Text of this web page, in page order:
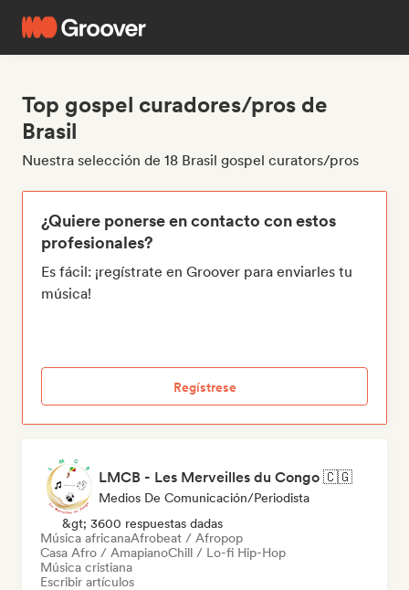
Top gospel curadores/pros de
Brasil
Nuestra selección de 18 Brasil gospel curators/pros
¿Quiere ponerse en contacto con estos
profesionales?
Es fácil: ¡regístrate en Groover para enviarles tu
música!
Regístrese
LMCB - Les Merveilles du Congo 🇨🇬
Medios De Comunicación/Periodista
&gt; 3600 respuestas dadas
Música africanaAfrobeat / Afropop
Casa Afro / AmapianoChill / Lo-fi Hip-Hop
Música cristiana
Escribir artículos